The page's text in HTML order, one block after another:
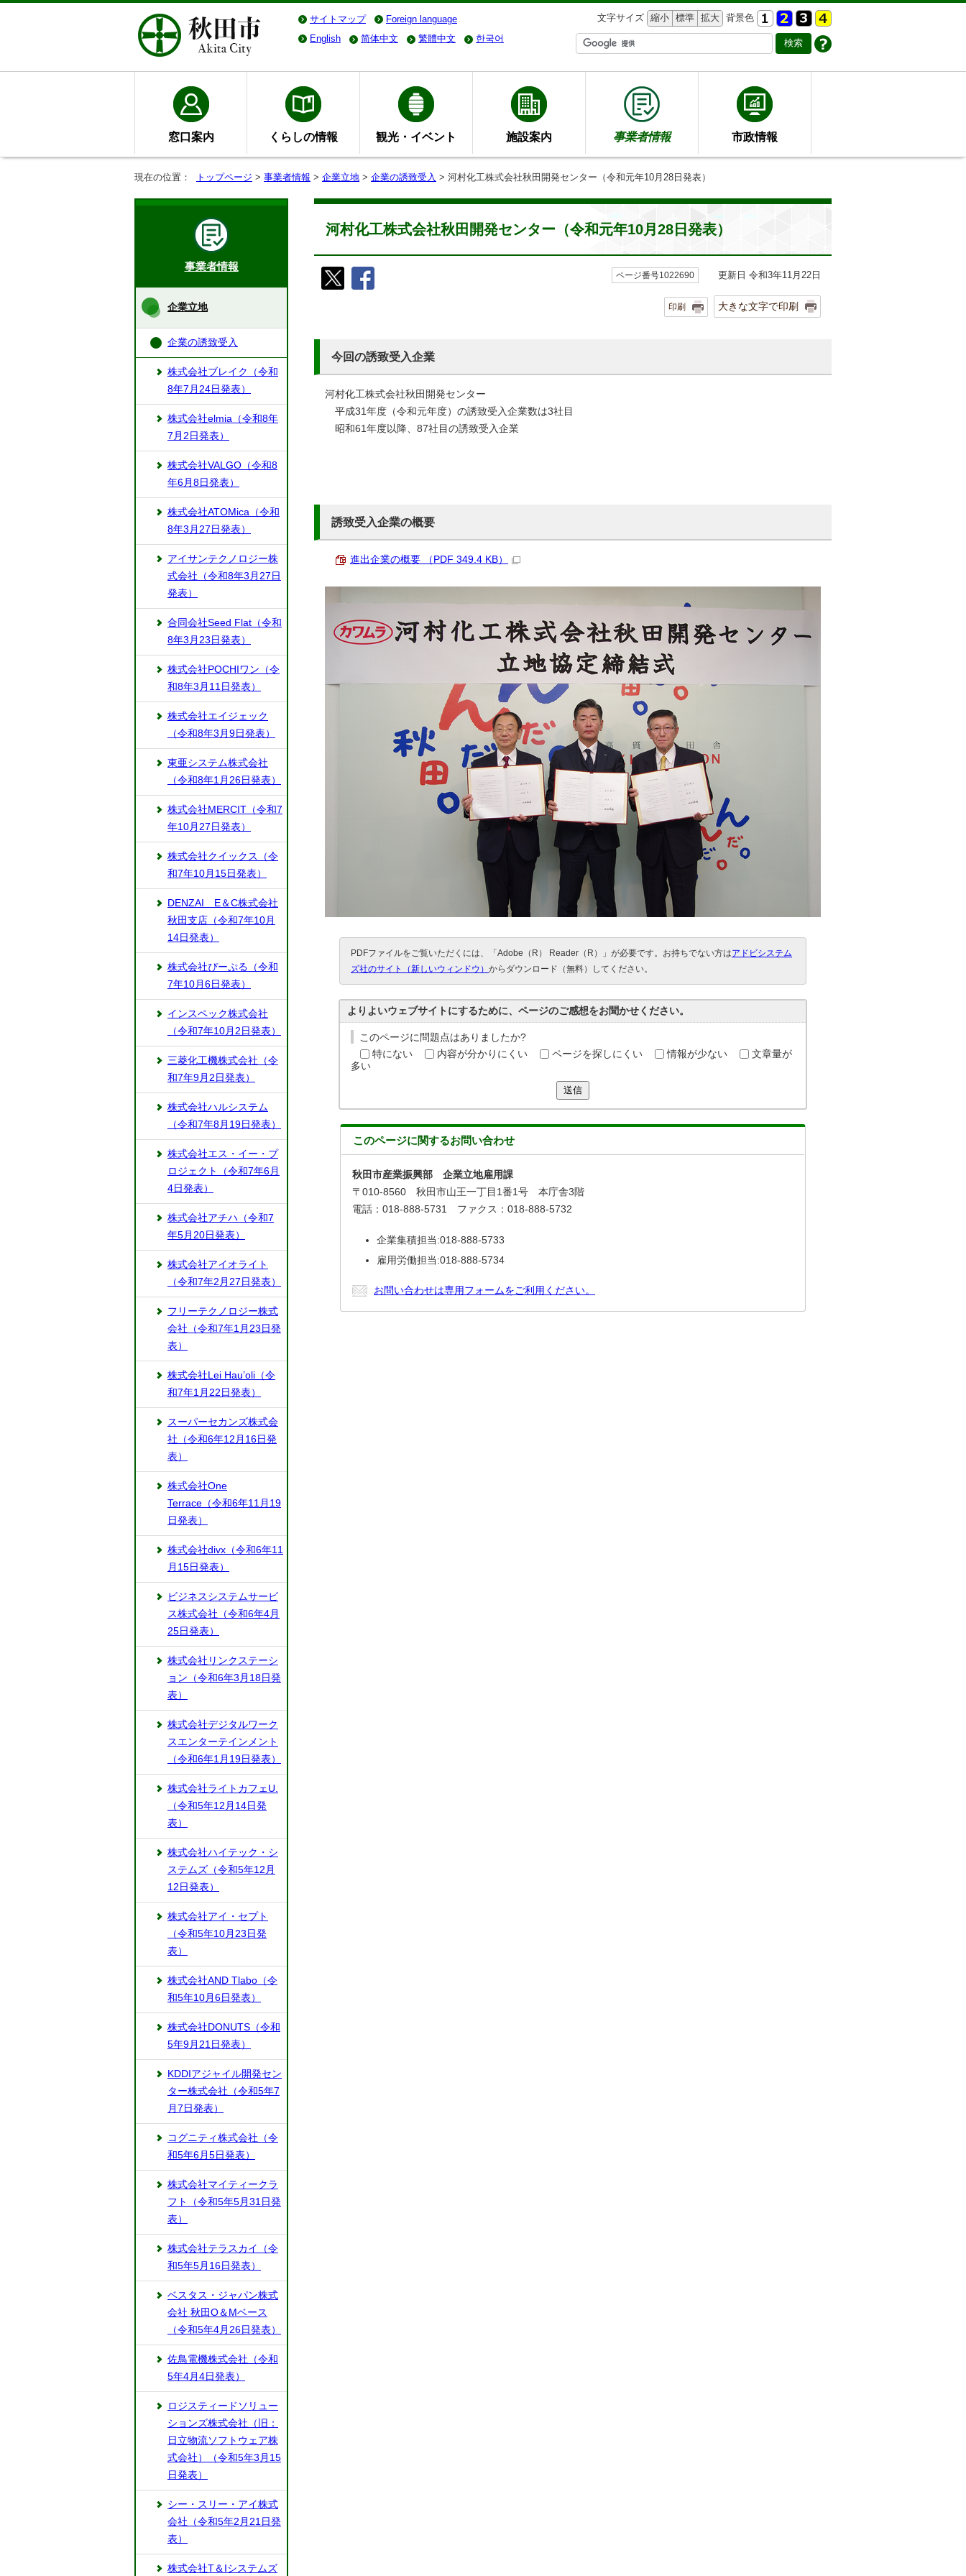
サイトマップ Foreign language 文字サイズ 縮小 標準 拡大 背景色
English
简体中文 繁體中文 한국어
窓口案内 くらしの情報 観光・イベント 施設案内 事業者情報 市政情報
現在の位置： トップページ > 事業者情報 > 企業立地 > 企業の誘致受入 > 河村化工株式会社秋田開発センター（令和元年10月28日発表）
河村化工株式会社秋田開発センター（令和元年10月28日発表）
ページ番号1022690 更新日 令和3年11月22日
印刷 大きな文字で印刷
今回の誘致受入企業
河村化工株式会社秋田開発センター
平成31年度（令和元年度）の誘致受入企業数は3社目
昭和61年度以降、87社目の誘致受入企業
誘致受入企業の概要
進出企業の概要 （PDF 349.4 KB）
PDFファイルをご覧いただくには、「Adobe（R） Reader（R）」が必要です。お持ちでない方はアドビシステム
ズ社のサイト（新しいウィンドウ） からダウンロード（無料）してください。
よりよいウェブサイトにするために、ページのご感想をお聞かせください。
このページに問題点はありましたか?
特にない
内容が分かりにくい ページを探しにくい 情報が少ない
文章量が
多い
送信
このページに関するお問い合わせ
秋田市産業振興部 企業立地雇用課
〒010-8560 秋田市山王一丁目1番1号 本庁舎3階
電話：018-888-5731 ファクス：018-888-5732
企業集積担当:018-888-5733
雇用労働担当:018-888-5734
お問い合わせは専用フォームをご利用ください。
事業者情報
企業立地
企業の誘致受入
株式会社ブレイク（令和
8年7月24日発表）
株式会社elmia（令和8年
7月2日発表）
株式会社VALGO（令和8
年6月8日発表）
株式会社ATOMica（令和
8年3月27日発表）
アイサンテクノロジー株
式会社（令和8年3月27日
発表）
合同会社Seed Flat（令和
8年3月23日発表）
株式会社POCHIワン（令
和8年3月11日発表）
株式会社エイジェック
（令和8年3月9日発表）
東亜システム株式会社
（令和8年1月26日発表）
株式会社MERCIT（令和7
年10月27日発表）
株式会社クイックス（令
和7年10月15日発表）
DENZAI E＆C株式会社
秋田支店（令和7年10月
14日発表）
株式会社ぴーぷる（令和
7年10月6日発表）
インスペック株式会社
（令和7年10月2日発表）
三菱化工機株式会社（令
和7年9月2日発表）
株式会社ハルシステム
（令和7年8月19日発表）
株式会社エス・イー・プ
ロジェクト（令和7年6月
4日発表）
株式会社アチハ（令和7
年5月20日発表）
株式会社アイオライト
（令和7年2月27日発表）
フリーテクノロジー株式
会社（令和7年1月23日発
表）
株式会社Lei Hau’oli（令
和7年1月22日発表）
スーパーセカンズ株式会
社（令和6年12月16日発
表）
株式会社One
Terrace（令和6年11月19
日発表）
株式会社divx（令和6年11
月15日発表）
ビジネスシステムサービ
ス株式会社（令和6年4月
25日発表）
株式会社リンクステーシ
ョン（令和6年3月18日発
表）
株式会社デジタルワーク
スエンターテインメント
（令和6年1月19日発表）
株式会社ライトカフェU.
（令和5年12月14日発
表）
株式会社ハイテック・シ
ステムズ（令和5年12月
12日発表）
株式会社アイ・セプト
（令和5年10月23日発
表）
株式会社AND Tlabo（令
和5年10月6日発表）
株式会社DONUTS（令和
5年9月21日発表）
KDDIアジャイル開発セン
ター株式会社（令和5年7
月7日発表）
コグニティ株式会社（令
和5年6月5日発表）
株式会社マイティークラ
フト（令和5年5月31日発
表）
株式会社テラスカイ（令
和5年5月16日発表）
ベスタス・ジャパン株式
会社 秋田O＆Mベース
（令和5年4月26日発表）
佐鳥電機株式会社（令和
5年4月4日発表）
ロジスティードソリュー
ションズ株式会社（旧：
日立物流ソフトウェア株
式会社）（令和5年3月15
日発表）
シー・スリー・アイ株式
会社（令和5年2月21日発
表）
株式会社T＆Iシステムズ